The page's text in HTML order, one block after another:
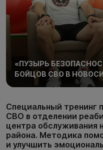
«ПУЗЫРЬ
БОЙЦОВ СВО В
Специальный тренинг
СВО в отделении
центра обслуживания
района. Методика
и улучшить